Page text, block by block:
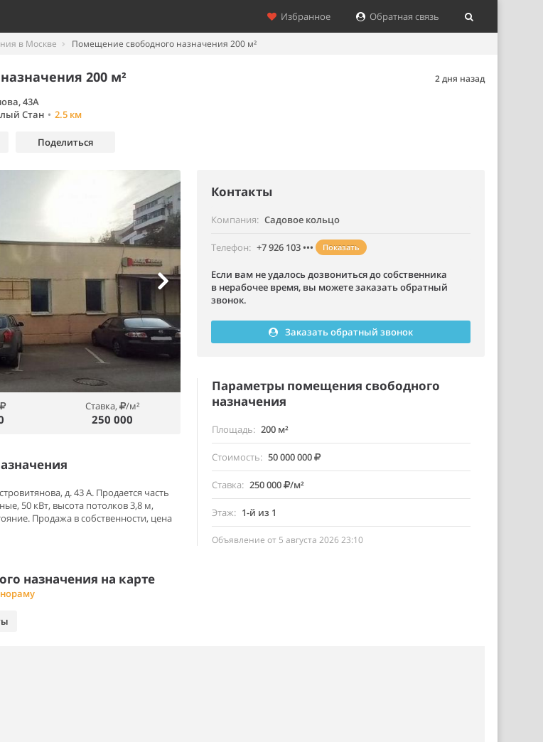
Избранное Обратная связь
в Москве Помещение свободного назначения 200 м²
200 м² 2 дня назад
43А
Стан • 2.5 км
Поделиться
Ставка, /м²
250 000
д. 43 А. Продается часть
50 кВт, высота потолков 3,8 м,
Продажа в собственности, цена
Контакты
Компания Садовое кольцо
Телефон +7 926 103 ••• Показать
Если вам не удалось дозвониться до собственника
в нерабочее время, вы можете заказать обратный
звонок.
Заказать обратный звонок
Параметры помещения свободного
назначения
Площадь 200 м²
Стоимость 50 000 000
Ставка 250 000 /м²
Этаж 1-й из 1
Объявление от 5 августа 2026 23:10
назначения на карте